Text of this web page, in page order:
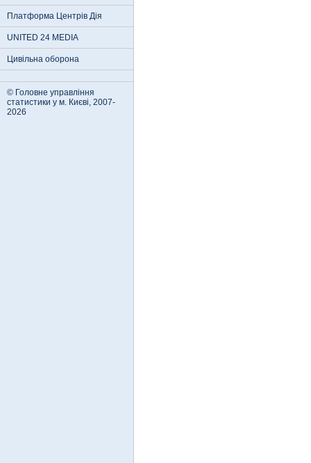
Платформа Центрів Дія
UNITED 24 MEDIA
Цивільна оборона
© Головне управління
статистики у м. Києві, 2007-
2026